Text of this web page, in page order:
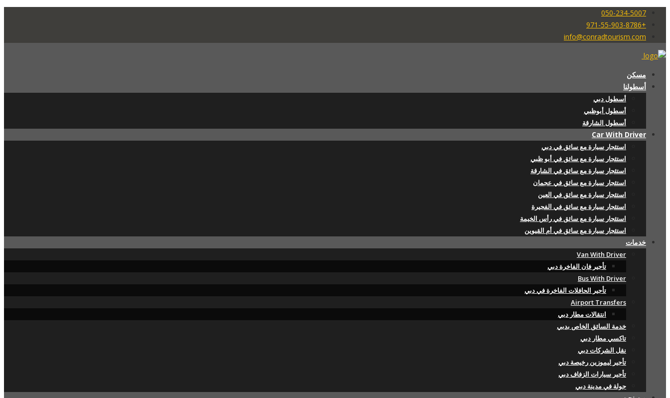
050-234-5007
+971-55-903-8786
info@conradtourism.com
مسكن
أسطولنا
أسطول دبي
أسطول أبوظبي
أسطول الشارقة
Car With Driver
استئجار سيارة مع سائق في دبي
استئجار سيارة مع سائق في أبو ظبي
استئجار سيارة مع سائق في الشارقة
استئجار سيارة مع سائق في عجمان
استئجار سيارة مع سائق في العين
استئجار سيارة مع سائق في الفجيرة
استئجار سيارة مع سائق في رأس الخيمة
استئجار سيارة مع سائق في أم القيوين
خدمات
Van With Driver
تأجير فان الفاخرة دبي
Bus With Driver
تأجير الحافلات الفاخرة في دبي
Airport Transfers
انتقالات مطار دبي
خدمة السائق الخاص بدبي
تاكسي مطار دبي
نقل الشركات دبي
تأجير ليموزين رخيصة دبي
تأجير سيارات الزفاف دبي
جولة في مدينة دبي